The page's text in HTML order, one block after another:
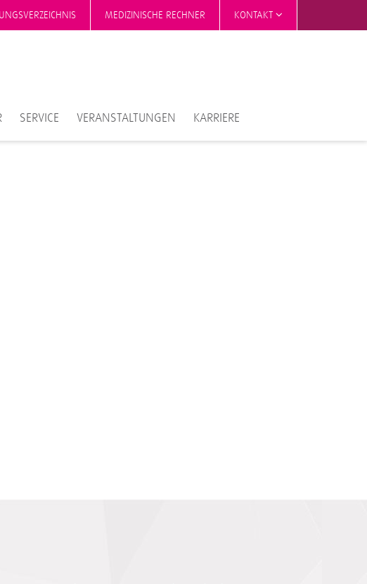
MEDIZINISCHE RECHNER KONTAKT
SERVICE VERANSTALTUNGEN KARRIERE